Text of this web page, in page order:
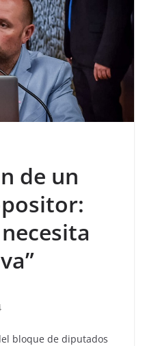
de un
bloque de diputados